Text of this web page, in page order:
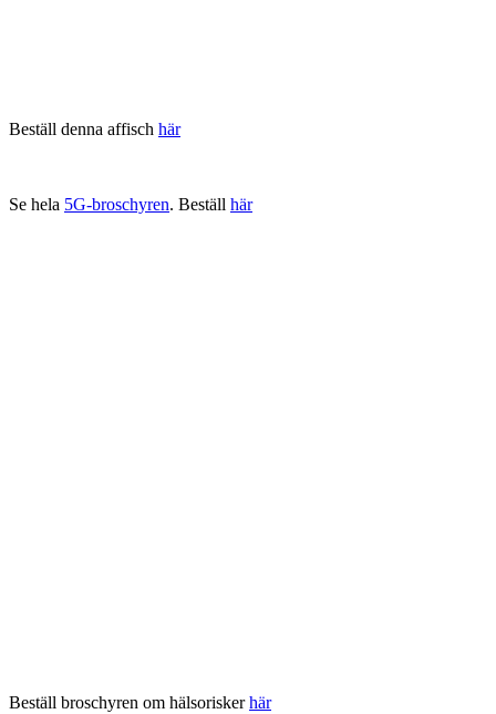
Beställ denna affisch här
Se hela 5G-broschyren. Beställ här
Beställ broschyren om hälsoriskerhär